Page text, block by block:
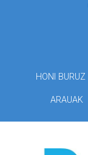
HONI BURUZ
ARAUAK